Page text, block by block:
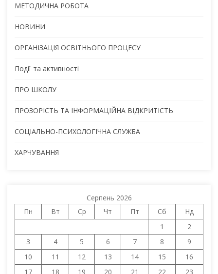
МЕТОДИЧНА РОБОТА
НОВИНИ
ОРГАНІЗАЦІЯ ОСВІТНЬОГО ПРОЦЕСУ
Події та активності
ПРО ШКОЛУ
ПРОЗОРІСТЬ ТА ІНФОРМАЦІЙНА ВІДКРИТІСТЬ
СОЦІАЛЬНО-ПСИХОЛОГІЧНА СЛУЖБА
ХАРЧУВАННЯ
Серпень 2026
Пн
Вт Ср Чт Пт Сб
Нд
1
2
3
4 5 6 7 8
9
10
11 12 13 14 15
16
17
18 19 20 21 22 23